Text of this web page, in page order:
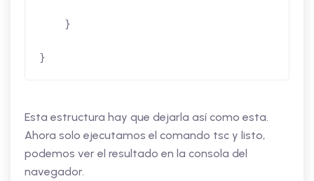
}
}
Esta estructura hay que dejarla así como esta.
Ahora solo ejecutamos el comando tsc y listo,
podemos ver el resultado en la consola del
navegador.